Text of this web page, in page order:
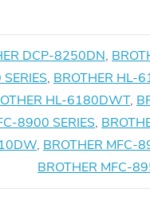
DCP-8250DN,
, BROTHER HL-
HL-6180DWT,
8900 SERIES,
, BROTHER MFC-
BROTHER MFC-